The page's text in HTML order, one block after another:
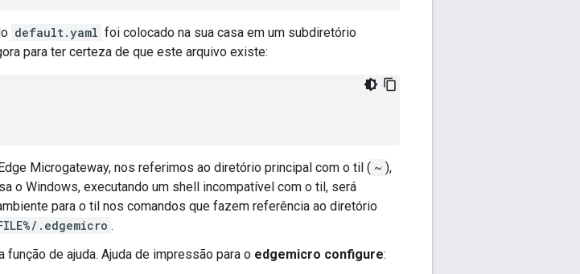
default.yaml foi colocado na sua casa em um subdiretório
para ter certeza de que este arquivo existe:
Microgateway, nos referimos ao diretório principal com o til ( ~ ),
o Windows, executando um shell incompatível com o til, será
para o til nos comandos que fazem referência ao diretório
.edgemicro .
de ajuda. Ajuda de impressão para o edgemicro configure: